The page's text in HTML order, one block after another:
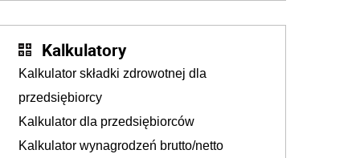
Kalkulatory
Kalkulator składki zdrowotnej dla
przedsiębiorcy
Kalkulator dla przedsiębiorców
Kalkulator wynagrodzeń brutto/netto